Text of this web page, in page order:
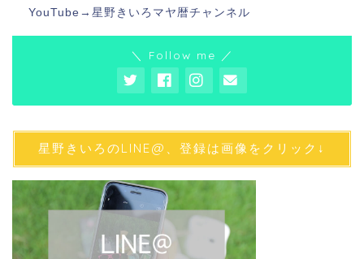
YouTube→ 星野きいろマヤ暦チャンネル
＼ Follow me ／
星野きいろのLINE@、登録は画像をクリック↓